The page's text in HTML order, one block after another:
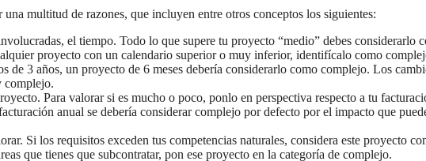
multitud de razones, que incluyen entre otros conceptos los siguientes:
el tiempo. Todo lo que supere tu proyecto “medio” debes considerarlo
proyecto con un calendario superior o muy inferior, identifícalo como
de 3 años, un proyecto de 6 meses debería considerarlo como complejo. Los
complejo.
Para valorar si es mucho o poco, ponlo en perspectiva respecto a tu
anual se debería considerar complejo por defecto por el impacto que
Si los requisitos exceden tus competencias naturales, considera este proyecto
que tienes que subcontratar, pon ese proyecto en la categoría de complejo.